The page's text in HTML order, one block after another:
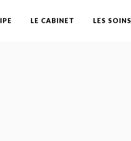
LE CABINET LES SOINS